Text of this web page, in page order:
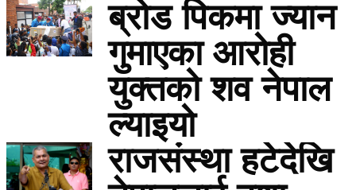
ब्रोड पिकमा ज्यान
गुमाएका आरोही
युक्तको शव नेपाल
ल्याइयो
राजसंस्था हटेदेखि